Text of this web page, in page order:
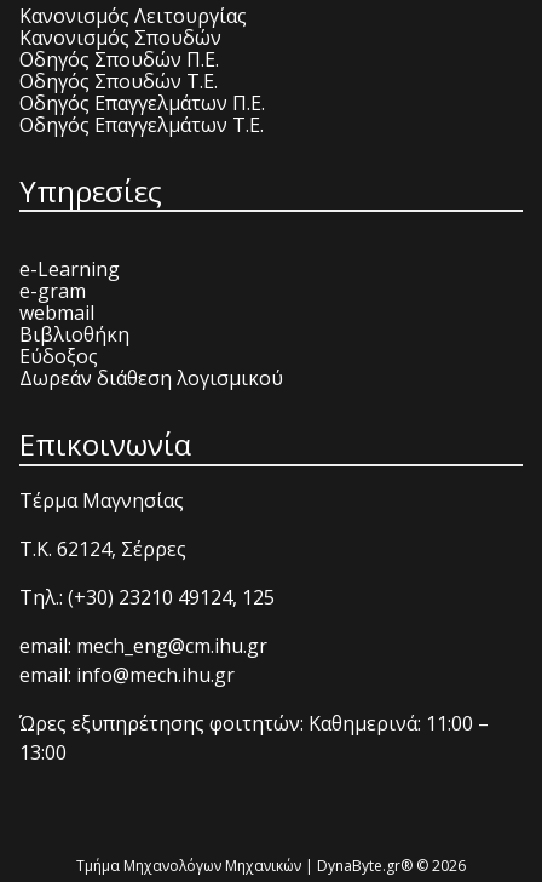
Κανονισμός Λειτουργίας
Κανονισμός Σπουδών
Οδηγός Σπουδών Π.Ε.
Οδηγός Σπουδών Τ.Ε.
Οδηγός Επαγγελμάτων Π.Ε.
Οδηγός Επαγγελμάτων Τ.Ε.
Υπηρεσίες
e-Learning
e-gram
webmail
Βιβλιοθήκη
Εύδοξος
Δωρεάν διάθεση λογισμικού
Επικοινωνία
Τέρμα Μαγνησίας
T.K. 62124, Σέρρες
Τηλ.: (+30) 23210 49124, 125
email: mech_eng@cm.ihu.gr
email: info@mech.ihu.gr
Ώρες εξυπηρέτησης φοιτητών: Καθημερινά: 11:00 –
13:00
Τμήμα Μηχανολόγων Μηχανικών | DynaByte.gr® © 2026